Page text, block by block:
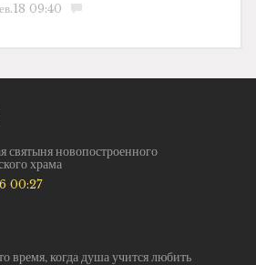
09:40
святыня новопостроенного
храма
00:27
время, когда душа учится любить